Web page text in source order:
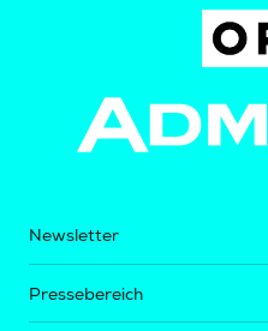
Newsletter
Pressebereich